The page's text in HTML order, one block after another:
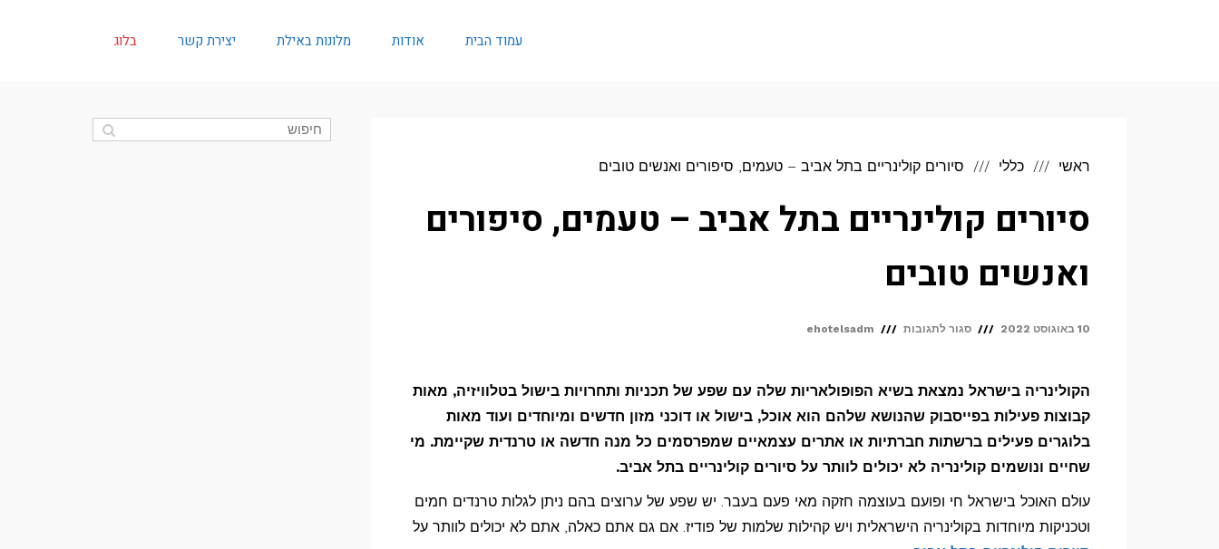
עמוד הבית אודות מלונות באילת יצירת קשר בלוג
ראשי כללי סיורים קולינריים בתל אביב – טעמים, סיפורים ואנשים טובים
סיורים קולינריים בתל אביב – טעמים, סיפורים
ואנשים טובים
10 באוגוסט 2022 סגור לתגובות על
בתל
אביב
–
סיפורים
ehotelsadm
הקולינריה בישראל נמצאת בשיא הפופולאריות שלה עם שפע של תכניות ותחרויות בישול בטלוויזיה, מאות
קבוצות פעילות בפייסבוק שהנושא שלהם הוא אוכל, בישול או דוכני מזון חדשים ומיוחדים ועוד מאות
בלוגרים פעילים ברשתות חברתיות או אתרים עצמאיים שמפרסמים כל מנה חדשה או טרנדית שקיימת. מי
שחיים ונושמים קולינריה לא יכולים לוותר על סיורים קולינריים בתל אביב.
עולם האוכל בישראל חי ופועם בעוצמה חזקה מאי פעם בעבר. יש שפע של ערוצים בהם ניתן לגלות טרנדים חמים
וטכניקות מיוחדות בקולינריה הישראלית ויש קהילות שלמות של פודיז. אם גם אתם כאלה, אתם לא יכולים לוותר על